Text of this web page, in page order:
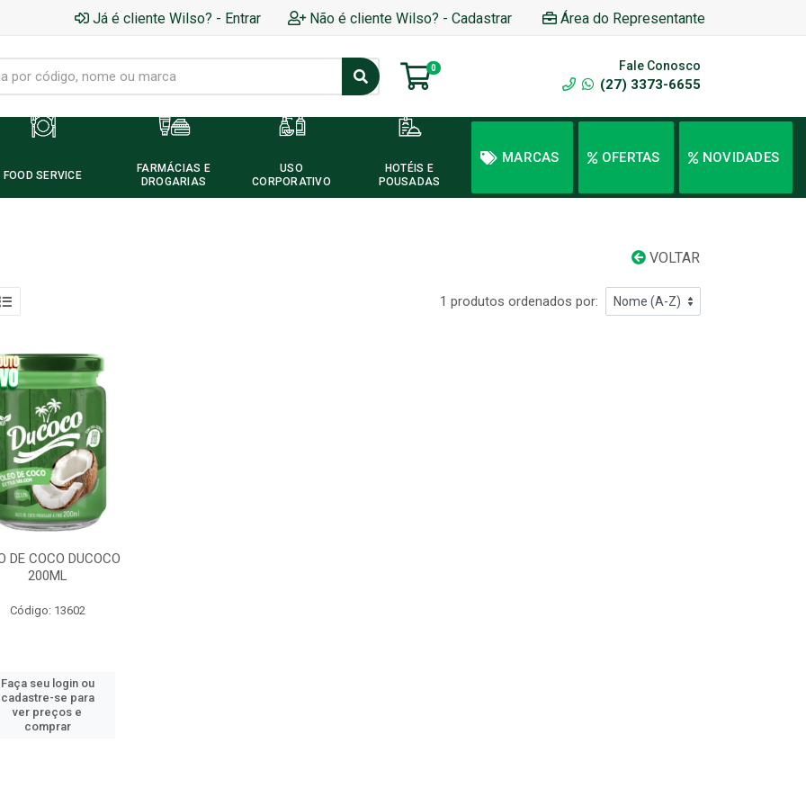
Já é cliente Wilso? - Entrar Não é cliente Wilso? - Cadastrar Área do Representante
0 Fale Conosco
(27) 3373-6655
FOOD SERVICE
FARMÁCIAS E
DROGARIAS
USO
CORPORATIVO
HOTÉIS E
POUSADAS
MARCAS OFERTAS NOVIDADES
VOLTAR
1 produtos ordenados por:
DE COCO DUCOCO
200ML
Código: 13602
Faça seu login ou
cadastre-se para
ver preços e
comprar